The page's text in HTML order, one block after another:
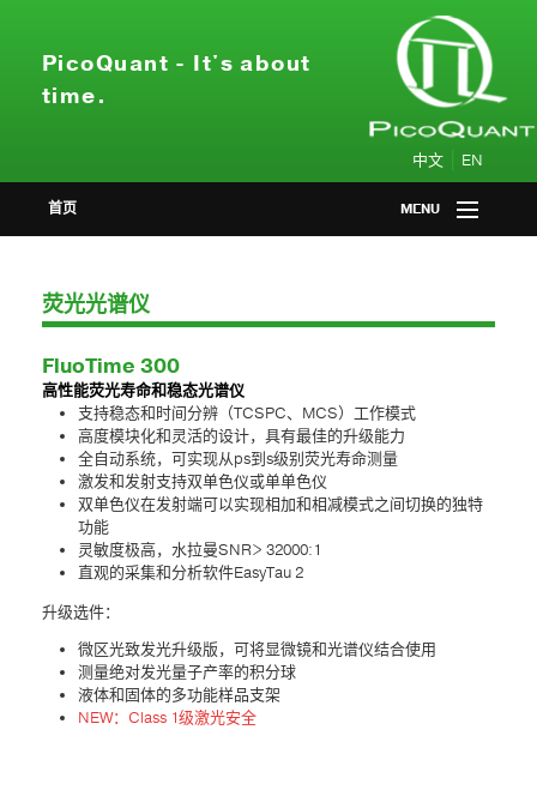
PicoQuant - It's about
time.
中文| EN
首页 MENU
应用领域
会议活动
荧光光谱仪
FluoTime 300
高性能荧光寿命和稳态光谱仪
支持稳态和时间分辨（TCSPC、MCS）工作模式
高度模块化和灵活的设计，具有最佳的升级能力
全自动系统，可实现从ps到s级别荧光寿命测量
激发和发射支持双单色仪或单单色仪
双单色仪在发射端可以实现相加和相减模式之间切换的独特
功能
灵敏度极高，水拉曼SNR> 32000:1
直观的采集和分析软件EasyTau 2
升级选件：
微区光致发光升级版，可将显微镜和光谱仪结合使用
测量绝对发光量子产率的积分球
液体和固体的多功能样品支架
NEW：Class 1级激光安全